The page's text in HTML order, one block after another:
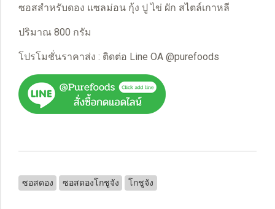
ซอสสำหรับดอง แซลม่อน กุ้ง ปู ไข่ ผัก สไตล์เกาหลี
ปริมาณ 800 กรัม
โปรโมชั่นราคาส่ง : ติดต่อ Line OA @purefoods
ซอสดอง ซอสดองโกชูจัง โกชูจัง